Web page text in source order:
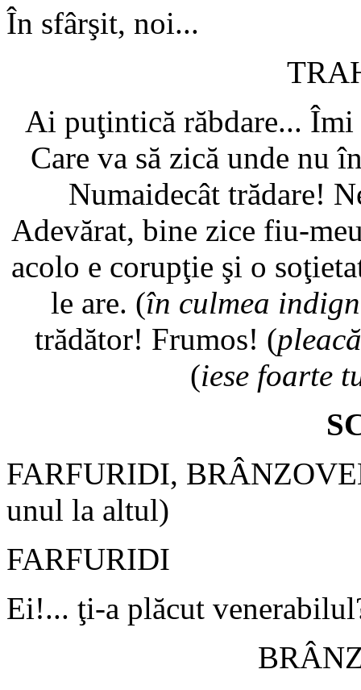
În sfârşit, noi...
Ai puţintică răbdare... Îmi
Care va să zică unde nu
Numaidecât trădare!
Adevărat, bine zice fiu-
acolo e corupţie şi o
le are. (în culmea
trădător! Frumos! (
(iese foarte
FARFURIDI,
unul la altul)
FARFURIDI
Ei!... ţi-a plăcut